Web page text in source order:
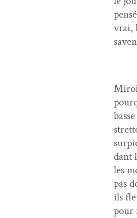
vrai,
dant
les
pas
ils
pour